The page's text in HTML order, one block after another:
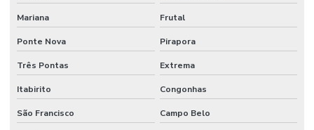
Mariana Frutal
Ponte Nova Pirapora
Três Pontas Extrema
Itabirito Congonhas
São Francisco Campo Belo